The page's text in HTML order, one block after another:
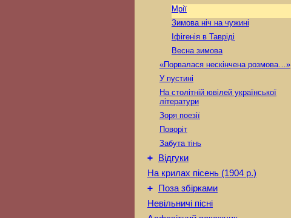
Мрії
Зимова ніч на чужині
Іфігенія в Тавріді
Весна зимова
«Порвалася нескінчена розмова…»
У пустині
На столітній ювілей української
літератури
Зоря поезії
Поворіт
Забута тінь
+
Відгуки
На крилах пісень (1904 р.)
+
Поза збірками
Невільничі пісні